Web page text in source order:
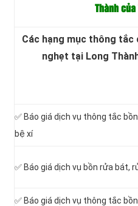
Thành của
Các hạng mục thông tắc
nghẹt tại Long
✅ Báo giá dịch vụ thông tắc
bệ xí
✅ Báo giá dịch vụ bồn rửa bát,
✅ Báo giá dịch vụ thông tắc